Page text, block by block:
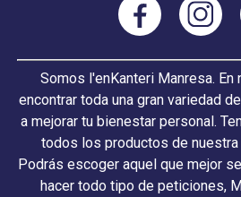
Somos l'enKanteri Manresa. En
encontrar toda una gran variedad
a mejorar tu bienestar personal.
todos los productos de nuestra
Podrás escoger aquel que mejor
hacer todo tipo de peticiones,